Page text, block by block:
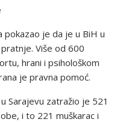
je da je u BiH u
Više od 600
hrani i psihološkom
je pravna pomoć.
Sarajevu zatražio je 521
i to 221 muškarac i